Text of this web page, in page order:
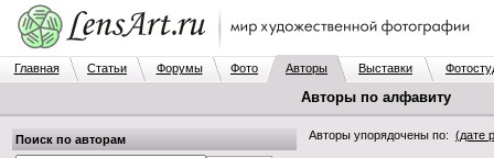
Главная Статьи Форумы Фото Авторы Выставки
Авторы по алфавиту
Поиск по авторам Авторы упорядочены по: (дате